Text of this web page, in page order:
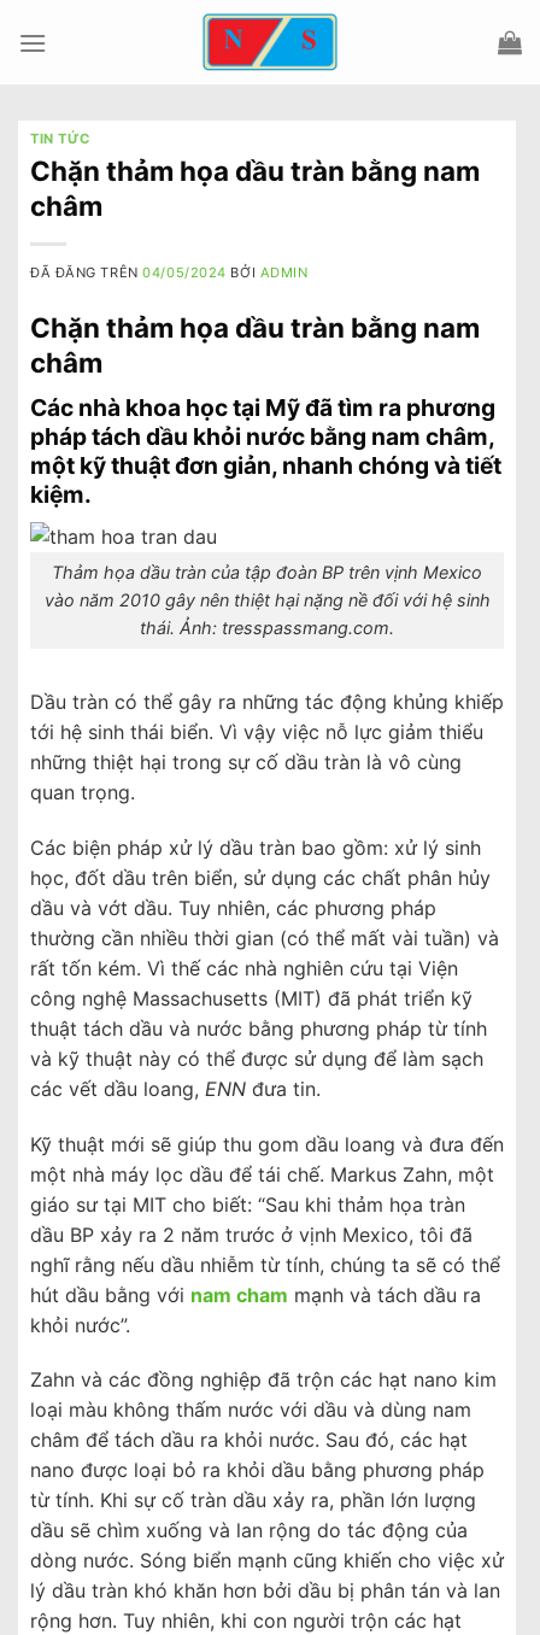
đến
TIN TỨC
Chặn thảm họa dầu tràn bằng nam
châm
ĐÃ ĐĂNG TRÊN04/05/2024 BỞI ADMIN
Chặn thảm họa dầu tràn bằng nam
châm
Các nhà khoa học tại Mỹ đã tìm ra phương
pháp tách dầu khỏi nước bằng nam châm,
một kỹ thuật đơn giản, nhanh chóng và tiết
kiệm.
Thảm họa dầu tràn của tập đoàn BP trên vịnh Mexico
vào năm 2010 gây nên thiệt hại nặng nề đối với hệ sinh
thái. Ảnh: tresspassmang.com.
Dầu tràn có thể gây ra những tác động khủng khiếp
tới hệ sinh thái biển. Vì vậy việc nỗ lực giảm thiểu
những thiệt hại trong sự cố dầu tràn là vô cùng
quan trọng.
Các biện pháp xử lý dầu tràn bao gồm: xử lý sinh
học, đốt dầu trên biển, sử dụng các chất phân hủy
dầu và vớt dầu. Tuy nhiên, các phương pháp
thường cần nhiều thời gian (có thể mất vài tuần) và
rất tốn kém. Vì thế các nhà nghiên cứu tại Viện
công nghệ Massachusetts (MIT) đã phát triển kỹ
thuật tách dầu và nước bằng phương pháp từ tính
và kỹ thuật này có thể được sử dụng để làm sạch
các vết dầu loang, ENN đưa tin.
Kỹ thuật mới sẽ giúp thu gom dầu loang và đưa đến
một nhà máy lọc dầu để tái chế. Markus Zahn, một
giáo sư tại MIT cho biết: “Sau khi thảm họa tràn
dầu BP xảy ra 2 năm trước ở vịnh Mexico, tôi đã
nghĩ rằng nếu dầu nhiễm từ tính, chúng ta sẽ có thể
hút dầu bằng với nam cham mạnh và tách dầu ra
khỏi nước”.
Zahn và các đồng nghiệp đã trộn các hạt nano kim
loại màu không thấm nước với dầu và dùng nam
châm để tách dầu ra khỏi nước. Sau đó, các hạt
nano được loại bỏ ra khỏi dầu bằng phương pháp
từ tính. Khi sự cố tràn dầu xảy ra, phần lớn lượng
dầu sẽ chìm xuống và lan rộng do tác động của
dòng nước. Sóng biển mạnh cũng khiến cho việc xử
lý dầu tràn khó khăn hơn bởi dầu bị phân tán và lan
rộng hơn. Tuy nhiên, khi con người trộn các hạt